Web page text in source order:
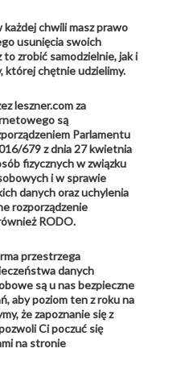
każdej chwili masz prawo
usunięcia swoich
zrobić samodzielnie, jak i
której chętnie udzielimy.
leszner.com za
są
Parlamentu
679 z dnia 27 kwietnia
fizycznych w związku
i w sprawie
danych oraz uchylenia
rozporządzenie
RODO.
przestrzega
danych
są u nas bezpieczne
aby poziom ten z roku na
że zapoznanie się z
Ci poczuć się
na stronie